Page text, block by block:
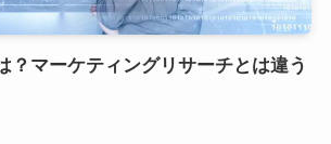
？マーケティングリサーチとは違う